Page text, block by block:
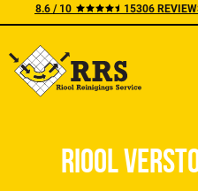
8.6 / 10 15306
Riool